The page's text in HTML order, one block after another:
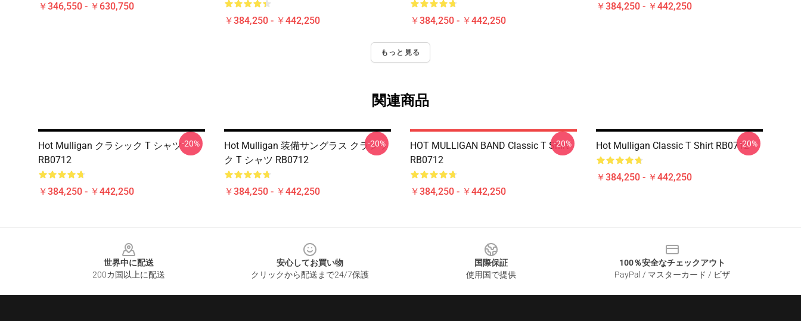
￥346,550 - ￥630,750
￥384,250 - ￥442,250 ￥384,250 - ￥442,250
￥384,250 - ￥442,250
もっと見る
関連商品
Hot Mulligan クラシック T シャツ
RB0712
￥384,250 - ￥442,250
-20%
Hot Mulligan 装備サングラス クラシッ
ク T シャツ RB0712
￥384,250 - ￥442,250
-20%
HOT MULLIGAN BAND Classic T Shirt
RB0712
￥384,250 - ￥442,250
-20% Hot Mulligan Classic T Shirt RB0712
￥384,250 - ￥442,250
-20%
世界中に配送
200カ国以上に配送
安心してお買い物
クリックから配送まで24/7保護
国際保証
使用国で提供
100％安全なチェックアウト
PayPal / マスターカード / ビザ